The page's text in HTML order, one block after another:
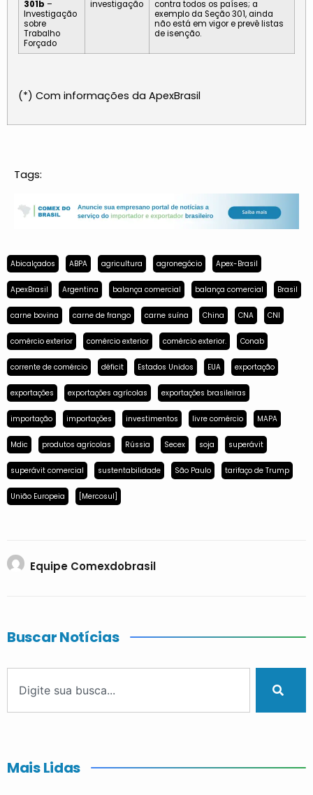
301b –
Investigação
sobre
Trabalho
Forçado
investigação
contra todos os países; a
exemplo da Seção 301, ainda
não está em vigor e prevê listas
de isenção.
(*) Com informações da ApexBrasil
Tags:
Abicalçados ABPA agricultura agronegócio Apex-Brasil
ApexBrasil Argentina balança comercial balança comercial Brasil
carne bovina carne de frango carne suína China CNA CNI
comércio exterior comércio exterior comércio exterior. Conab
corrente de comércio déficit Estados Unidos EUA exportação
exportações exportações agrícolas exportações brasileiras
importação importações investimentos livre comércio MAPA
Mdic produtos agrícolas Rússia Secex soja superávit
superávit comercial sustentabilidade São Paulo tarifaço de Trump
União Europeia [Mercosul]
Equipe Comexdobrasil
Buscar Notícias
Mais Lidas